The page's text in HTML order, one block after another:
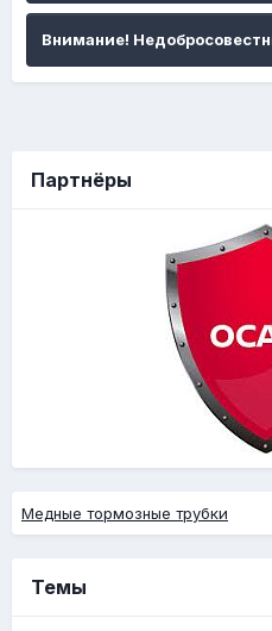
Внимание!
Партнёры
Медные тормозные трубки
Темы